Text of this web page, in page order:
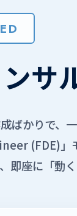
サ
成ばかりで
(FDE)」
即座に「動